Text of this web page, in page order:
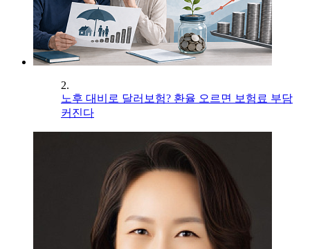
2.
노후 대비로 달러보험? 환율 오르면 보험료 부담
커진다